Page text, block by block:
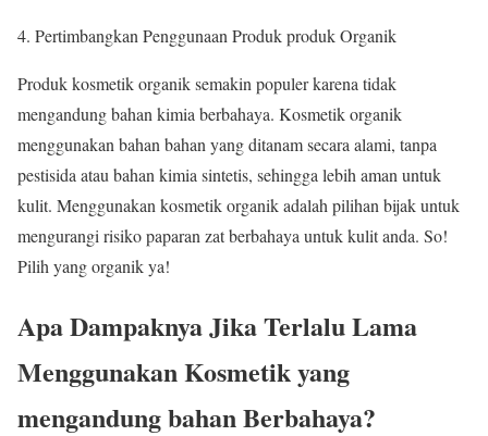
Pertimbangkan Penggunaan Produk produk Organik
Produk kosmetik organik semakin populer karena tidak
mengandung bahan kimia berbahaya. Kosmetik organik
menggunakan bahan bahan yang ditanam secara alami, tanpa
pestisida atau bahan kimia sintetis, sehingga lebih aman untuk
kulit. Menggunakan kosmetik organik adalah pilihan bijak untuk
mengurangi risiko paparan zat berbahaya untuk kulit anda. So!
Pilih yang organik ya!
Apa Dampaknya Jika Terlalu Lama
Menggunakan Kosmetik yang
mengandung bahan Berbahaya?